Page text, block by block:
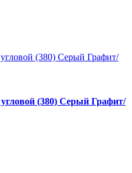
(380) Серый Графит/